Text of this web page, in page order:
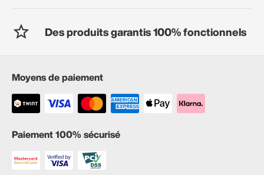
Des produits garantis 100% fonctionnels
Moyens de paiement
Paiement 100% sécurisé